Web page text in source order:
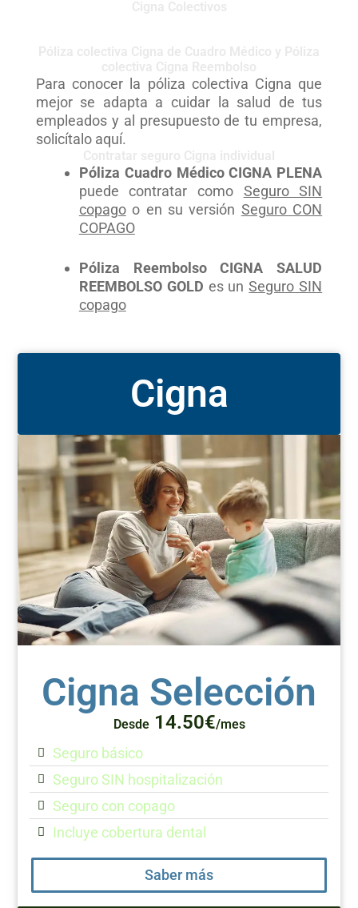
Para conocer la póliza colectiva Cigna que
mejor se adapta a cuidar la salud de tus
empleados y al presupuesto de tu empresa,
solicítalo aquí.
Póliza Cuadro Médico CIGNA PLENA
puede contratar como Seguro SIN
copagoo en su versión Seguro CON
COPAGO
Póliza Reembolso
CIGNA SALUD
REEMBOLSO GOLD es unSeguro SIN
copago
Cigna
Cigna Selección
Desde14.50€/mes
Seguro básico
Seguro SIN hospitalización
Seguro con copago
Incluye cobertura dental
Saber más